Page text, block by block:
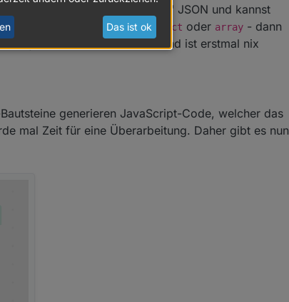
Du auch direkt "sauberes" JSON und kannst
Datenpunkt vom Typobject oder array - dann
Du ja wahrscheinlich schon und ist erstmal nix
generieren JavaScript-Code, welcher das
mal Zeit für eine Überarbeitung. Daher gibt es nun
Das ist ok